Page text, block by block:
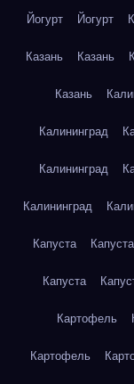
Йогурт Йогурт
Казань Казань
Казань
Калининград
Калининград
Калининград
Капуста Капуста
Капуста
Картофель
Картофель